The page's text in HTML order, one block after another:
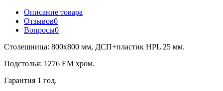
Описание товара
Отзывов0
Вопросы0
Столешница: 800х800 мм, ДСП+пластик HPL 25 мм.
Подстолья: 1276 ЕМ хром.
Гарантия 1 год.